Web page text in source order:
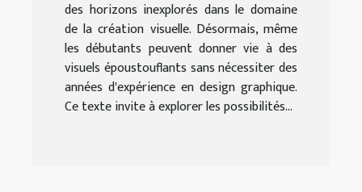
des horizons inexplorés dans le domaine
de la création visuelle. Désormais, même
les débutants peuvent donner vie à des
visuels époustouflants sans nécessiter des
années d'expérience en design graphique.
Ce texte invite à explorer les possibilités...